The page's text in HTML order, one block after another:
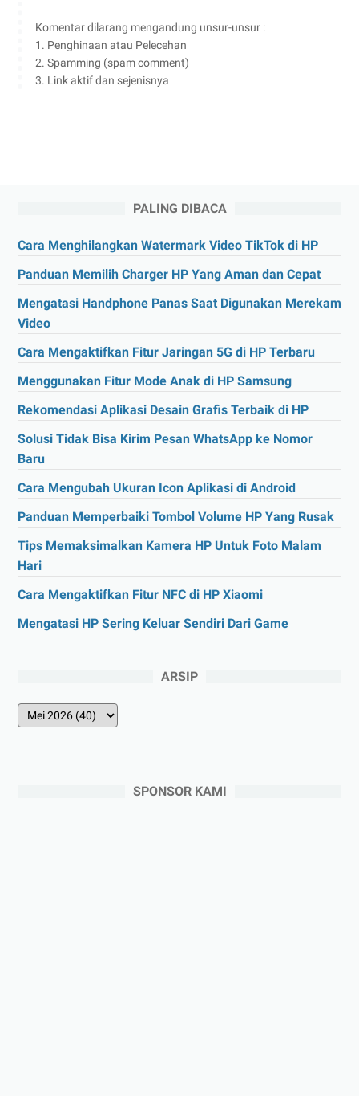
Komentar dilarang mengandung unsur-unsur :
1. Penghinaan atau Pelecehan
2. Spamming (spam comment)
3. Link aktif dan sejenisnya
PALING DIBACA
Cara Menghilangkan Watermark Video TikTok di HP
Panduan Memilih Charger HP Yang Aman dan Cepat
Mengatasi Handphone Panas Saat Digunakan Merekam
Video
Cara Mengaktifkan Fitur Jaringan 5G di HP Terbaru
Menggunakan Fitur Mode Anak di HP Samsung
Rekomendasi Aplikasi Desain Grafis Terbaik di HP
Solusi Tidak Bisa Kirim Pesan WhatsApp ke Nomor
Baru
Cara Mengubah Ukuran Icon Aplikasi di Android
Panduan Memperbaiki Tombol Volume HP Yang Rusak
Tips Memaksimalkan Kamera HP Untuk Foto Malam
Hari
Cara Mengaktifkan Fitur NFC di HP Xiaomi
Mengatasi HP Sering Keluar Sendiri Dari Game
ARSIP
SPONSOR KAMI